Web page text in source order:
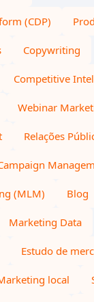
(CDP)
Copywriting
Competitive
Webinar
Relações
(MLM) Blog
Marketing Data
Estudo de
local